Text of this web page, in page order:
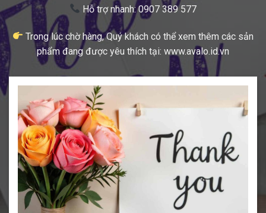
Hỗ trợ nhanh: 0907 389 577
Trong lúc chờ hàng, Quý khách có thể xem thêm các sản
phẩm đang được yêu thích tại: www.avalo.id.vn